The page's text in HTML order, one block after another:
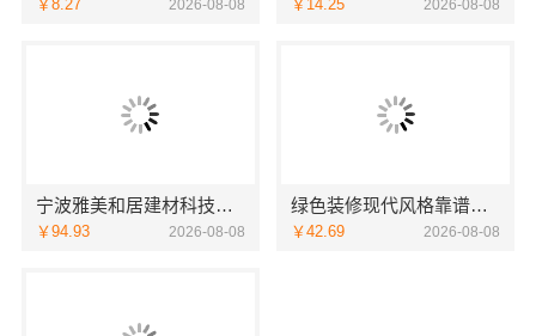
￥8.27 2026-08-08 ￥14.25 2026-08-08
宁波雅美和居建材科技有限公司：匠心施工家装改造二手房改造
￥94.93 2026-08-08
绿色装修现代风格靠谱吗江西尚宅尚品
￥42.69 2026-08-08